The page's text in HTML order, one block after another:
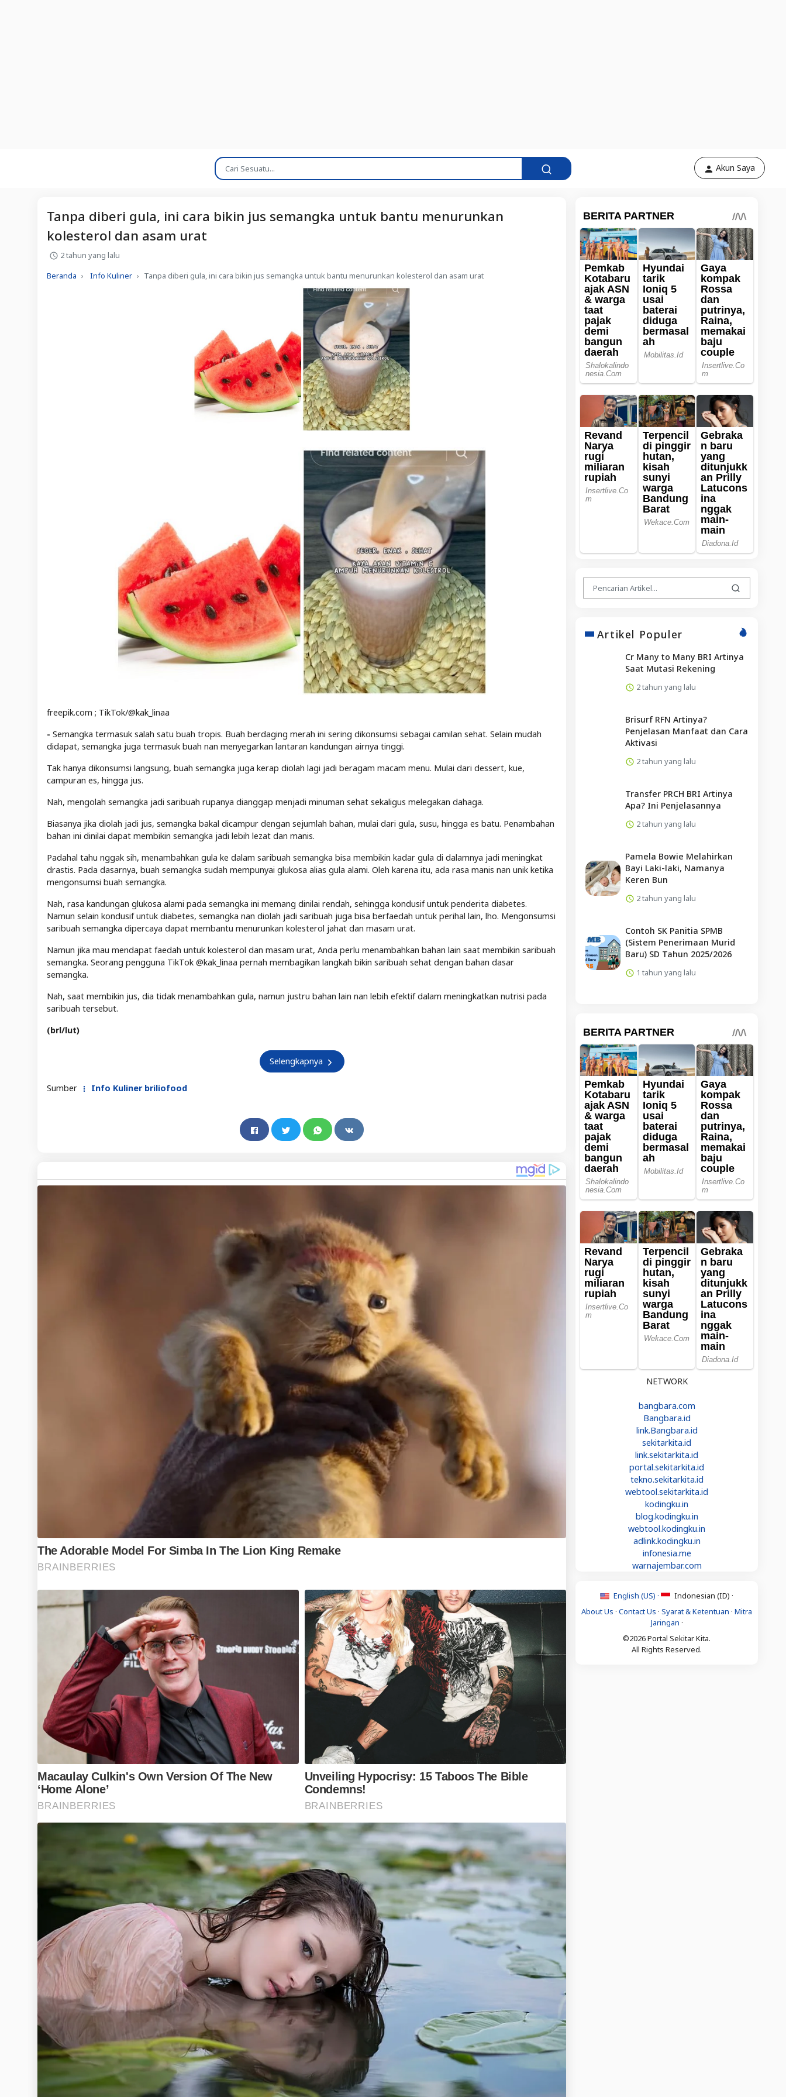
Akun Saya
Tanpa diberi gula, ini cara bikin jus semangka untuk bantu menurunkan
kolesterol dan asam urat
2 tahun yang lalu
Beranda
Info Kuliner Tanpa diberi gula, ini cara bikin jus semangka untuk bantu menurunkan kolesterol dan asam urat
freepik.com ; TikTok/@kak_linaa
- Semangka termasuk salah satu buah tropis. Buah berdaging merah ini sering dikonsumsi sebagai camilan sehat. Selain mudah
didapat, semangka juga termasuk buah nan menyegarkan lantaran kandungan airnya tinggi.
Tak hanya dikonsumsi langsung, buah semangka juga kerap diolah lagi jadi beragam macam menu. Mulai dari dessert, kue,
campuran es, hingga jus.
Nah, mengolah semangka jadi saribuah rupanya dianggap menjadi minuman sehat sekaligus melegakan dahaga.
Biasanya jika diolah jadi jus, semangka bakal dicampur dengan sejumlah bahan, mulai dari gula, susu, hingga es batu. Penambahan
bahan ini dinilai dapat membikin semangka jadi lebih lezat dan manis.
Padahal tahu nggak sih, menambahkan gula ke dalam saribuah semangka bisa membikin kadar gula di dalamnya jadi meningkat
drastis. Pada dasarnya, buah semangka sudah mempunyai glukosa alias gula alami. Oleh karena itu, ada rasa manis nan unik ketika
mengonsumsi buah semangka.
Nah, rasa kandungan glukosa alami pada semangka ini memang dinilai rendah, sehingga kondusif untuk penderita diabetes.
Namun selain kondusif untuk diabetes, semangka nan diolah jadi saribuah juga bisa berfaedah untuk perihal lain, lho. Mengonsumsi
saribuah semangka dipercaya dapat membantu menurunkan kolesterol jahat dan masam urat.
Namun jika mau mendapat faedah untuk kolesterol dan masam urat, Anda perlu menambahkan bahan lain saat membikin saribuah
semangka. Seorang pengguna TikTok @kak_linaa pernah membagikan langkah bikin saribuah sehat dengan bahan dasar
semangka.
Nah, saat membikin jus, dia tidak menambahkan gula, namun justru bahan lain nan lebih efektif dalam meningkatkan nutrisi pada
saribuah tersebut.
(brl/lut)
Selengkapnya
Sumber Info Kuliner briliofood
Artikel Populer
Cr Many to Many BRI Artinya
Saat Mutasi Rekening
2 tahun yang lalu
Brisurf RFN Artinya?
Penjelasan Manfaat dan Cara
Aktivasi
2 tahun yang lalu
Transfer PRCH BRI Artinya
Apa? Ini Penjelasannya
2 tahun yang lalu
Pamela Bowie Melahirkan
Bayi Laki-laki, Namanya
Keren Bun
2 tahun yang lalu
Contoh SK Panitia SPMB
(Sistem Penerimaan Murid
Baru) SD Tahun 2025/2026
1 tahun yang lalu
NETWORK
bangbara.com
Bangbara.id
link.Bangbara.id
sekitarkita.id
link.sekitarkita.id
portal.sekitarkita.id
tekno.sekitarkita.id
webtool.sekitarkita.id
kodingku.in
blog.kodingku.in
webtool.kodingku.in
adlink.kodingku.in
infonesia.me
warnajembar.com
English (US) ·
Indonesian (ID) ·
About Us · Contact Us · Syarat & Ketentuan · Mitra
Jaringan ·
©2026 Portal Sekitar Kita.
All Rights Reserved.